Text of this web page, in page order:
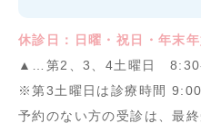
休診日：日曜・祝日・年末
▲…第2、3、4土曜日
※第3土曜日は診療時間
予約のない方の受診は、最